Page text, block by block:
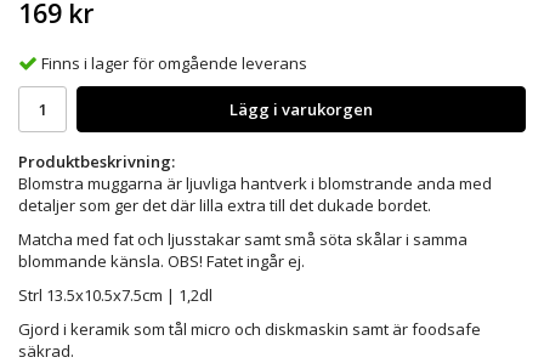
169 kr
Finns i lager för omgående leverans
Lägg i varukorgen
Produktbeskrivning:
Blomstra muggarna är ljuvliga hantverk i blomstrande anda med
detaljer som ger det där lilla extra till det dukade bordet.
Matcha med fat och ljusstakar samt små söta skålar i samma
blommande känsla. OBS! Fatet ingår ej.
Strl 13.5x10.5x7.5cm | 1,2dl
Gjord i keramik som tål micro och diskmaskin samt är foodsafe
säkrad.